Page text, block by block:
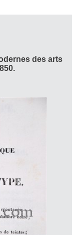
des arts